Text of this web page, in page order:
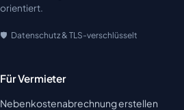
orientiert.
Datenschutz & TLS-verschlüsselt
Für Vermieter
Nebenkostenabrechnung erstellen